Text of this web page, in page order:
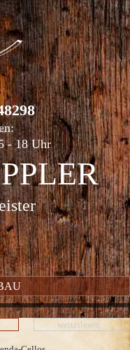
- 18 Uhr
weiterlesen